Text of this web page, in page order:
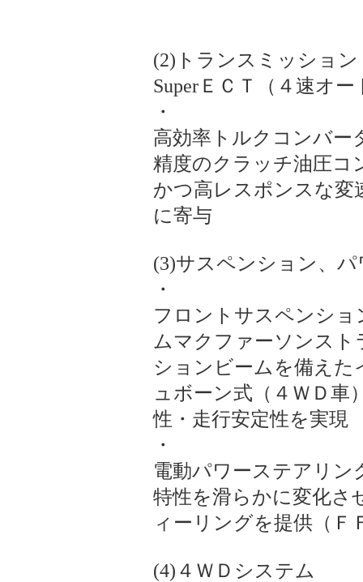
(2)トランスミッション
SuperＥＣＴ（４速オ
・
高効率トルクコンバー
精度のクラッチ油圧コ
かつ高レスポンスな変
に寄与
(3)サスペンション、
・
フロントサスペンシ
ムマクファーソンスト
ションビームを備えた
ュボーン式（４ＷＤ車
性・走行安定性を実現
・
電動パワーステアリン
特性を滑らかに変化さ
ィーリングを提供（Ｆ
(4)４ＷＤシステム